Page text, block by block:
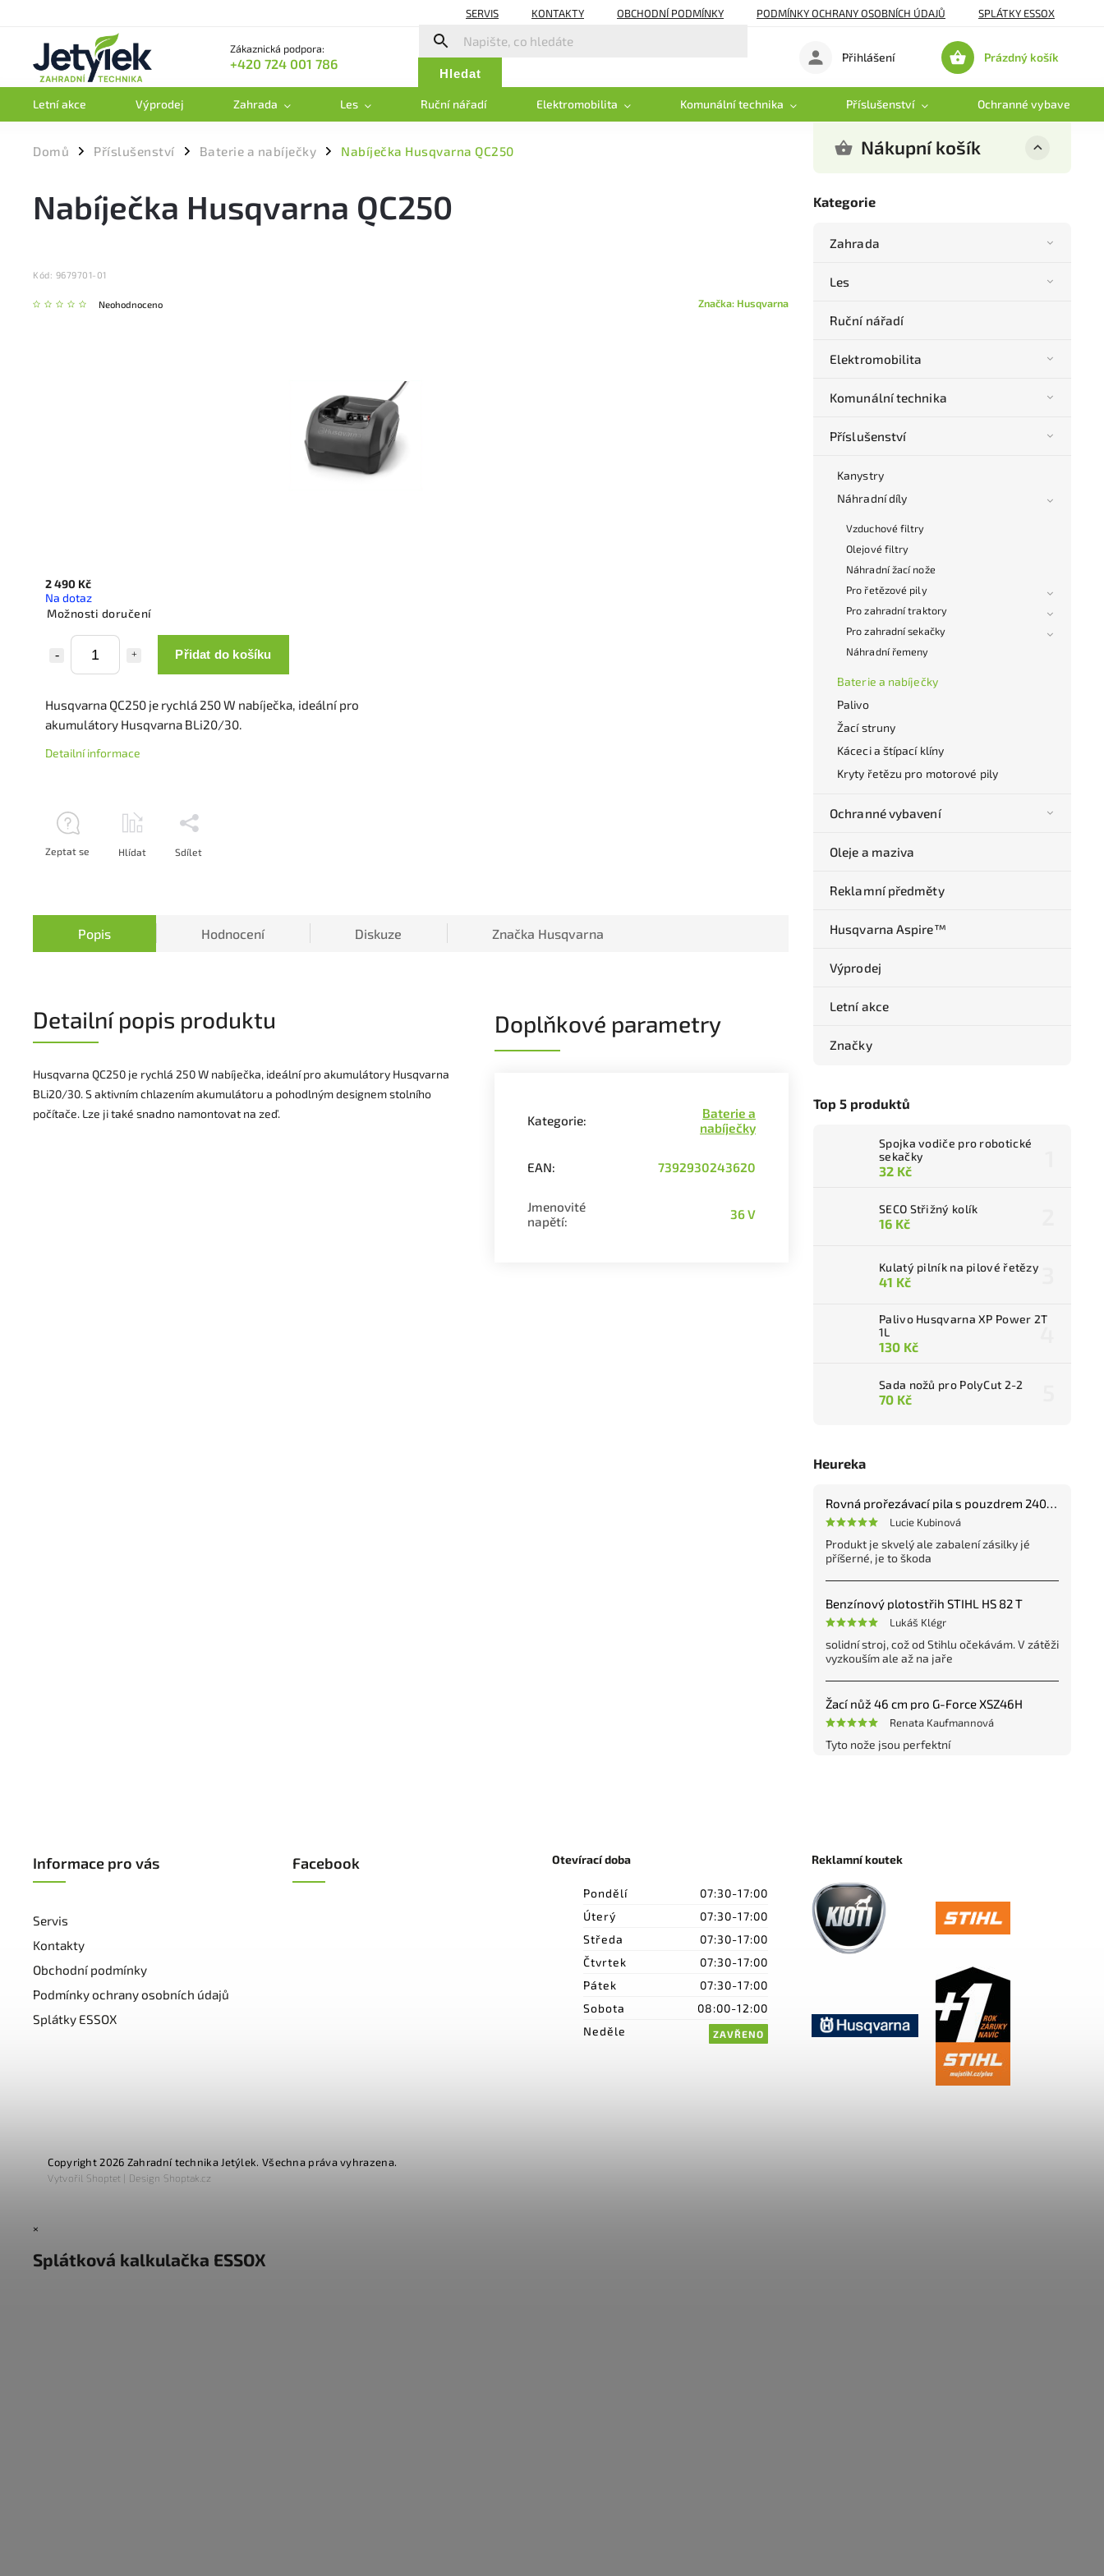
SERVIS KONTAKTY OBCHODNÍ PODMÍNKY PODMÍNKY OCHRANY OSOBNÍCH ÚDAJŮ SPLÁTKY ESSOX
Zákaznická podpora:
+420 724 001 786
Hledat
Nákupní
Prázdný košík
Přihlášení
Letní akce Výprodej Zahrada Les Ruční nářadí Elektromobilita Komunální technika Příslušenství Ochranné vybavení
Domů / Příslušenství / Baterie a nabíječky / Nabíječka Husqvarna QC250 Nákupní košík
Kategorie
Zahrada
Les
Ruční nářadí
Elektromobilita
Komunální technika
Příslušenství
Kanystry
Náhradní díly
Vzduchové filtry
Olejové filtry
Náhradní žací nože
Pro řetězové pily
Pro zahradní traktory
Pro zahradní sekačky
Náhradní řemeny
Baterie a nabíječky
Palivo
Žací struny
Káceci a štípací klíny
Kryty řetězu pro motorové pily
Ochranné vybavení
Oleje a maziva
Reklamní předměty
Husqvarna Aspire™
Výprodej
Letní akce
Značky
Top 5 produktů
Spojka vodiče pro robotické
sekačky
32 Kč
SECO Střižný kolík
16 Kč
Kulatý pilník na pilové řetězy
41 Kč
Palivo Husqvarna XP Power 2T
1L
130 Kč
Sada nožů pro PolyCut 2-2
70 Kč
Heureka
Rovná prořezávací pila s pouzdrem 240 mm
Lucie Kubinová
Produkt je skvelý ale zabalení zásilky jé
příšerné, je to škoda
Benzínový plotostřih STIHL HS 82 T
Lukáš Klégr
solidní stroj, což od Stihlu očekávám. V zátěži
vyzkouším ale až na jaře
Žací nůž 46 cm pro G-Force XSZ46H
Renata Kaufmannová
Tyto nože jsou perfektní
Nabíječka Husqvarna QC250
Kód: 9679701-01
Neohodnoceno Značka: Husqvarna
2 490 Kč
Na dotaz
Možnosti doručení
Přidat do košíku
Husqvarna QC250 je rychlá 250 W nabíječka, ideální pro
akumulátory Husqvarna BLi20/30.
Detailní informace
Zeptat se Hlídat Sdílet
Popis Hodnocení Diskuze Značka Husqvarna
Detailní popis produktu
Husqvarna QC250 je rychlá 250 W nabíječka, ideální pro akumulátory Husqvarna
BLi20/30. S aktivním chlazením akumulátoru a pohodlným designem stolního
počítače. Lze ji také snadno namontovat na zeď.
Doplňkové parametry
Kategorie:
Baterie a
nabíječky
EAN: 7392930243620
Jmenovité
napětí: 36 V
Informace pro vás
Servis
Kontakty
Obchodní podmínky
Podmínky ochrany osobních údajů
Splátky ESSOX
Facebook Otevírací doba
Pondělí
07:30-17:00
Úterý
07:30-17:00
Středa
07:30-17:00
Čtvrtek
07:30-17:00
Pátek
07:30-17:00
Sobota
08:00-12:00
Neděle
ZAVŘENO
Reklamní koutek
Copyright 2026 Zahradní technika Jetýlek. Všechna práva vyhrazena.
VytvořilShoptet | DesignShoptak.cz
×
Splátková kalkulačka ESSOX